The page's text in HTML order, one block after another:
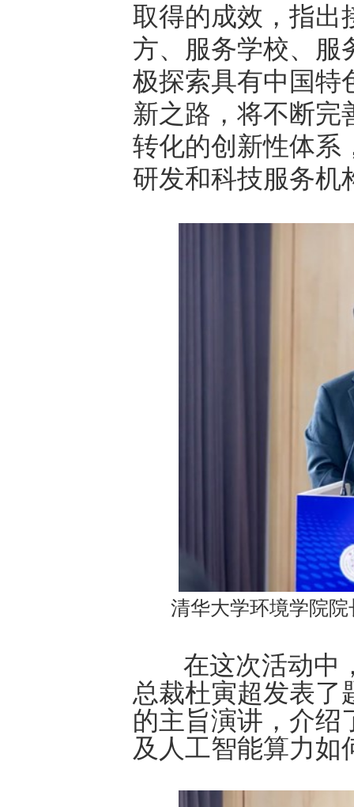
取得的成效，指出
方、服务学校、服
极探索具有中国特
新之路，将不断完
转化的创新性体系
研发和科技服务机
清华大学环境学院
在这次活动中
总裁杜寅超发表了
的主旨演讲，介绍
及人工智能算力如